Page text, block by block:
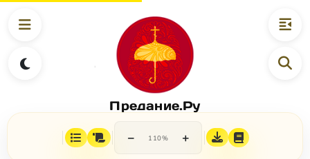
Предание.Ру
− 110% +